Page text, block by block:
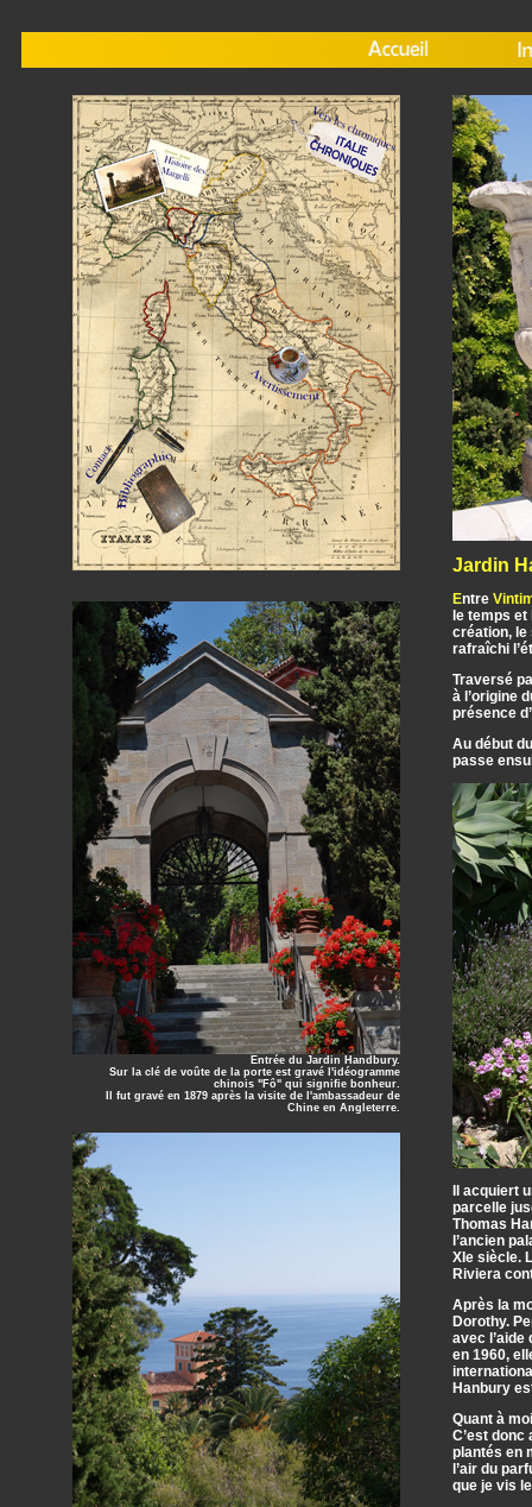
Entrée du Jardin Handbury.
Sur la clé de voûte de la porte est gravé l'idéogramme
chinois "Fô" qui signifie bonheur.
Il fut gravé en 1879 après la visite de l'ambassadeur de
Chine en Angleterre.
Jardin
Entre
le temps et
création, le
rafraîchi
Traversé
à l’origine
présence
Au début
passe
Il acquiert
parcelle
Thomas
l’ancien
XIe siècle.
Riviera
Après la
Dorothy.
avec
en 1960,
Hanbury
Quant à
C’est
plantés en
l’air du
que je vis